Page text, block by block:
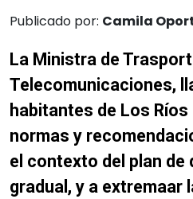
Publicado por: Camila
La Ministra de
Telecomunicaciones,
habitantes de Los
normas y
el contexto del plan
gradual, y a extremaar